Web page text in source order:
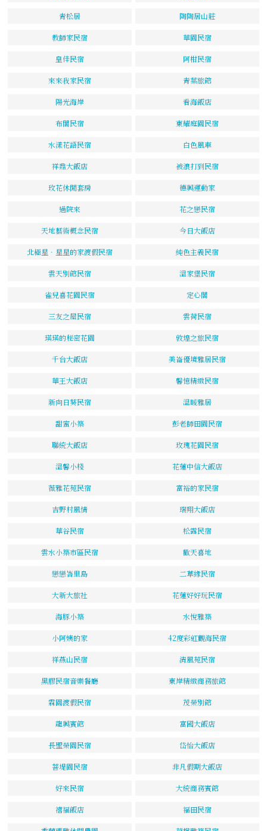
青松居 陶陶居山莊
教師家民宿 華園民宿
皇佳民宿 阿柑民宿
來來我家民宿 青葉旅館
陽光海岸 看海飯店
布閣民宿 東耀庭園民宿
水漾花語民宿 白色風車
祥鼎大飯店 被浪打到民宿
玫花休閒套房 德興運動家
過院來 花之戀民宿
天地藝術概念民宿 今日大飯店
北極星．星星的家渡假民宿 純色主義民宿
雲天別館民宿 溫家堡民宿
雀兒喜花園民宿 定心閣
三友之屋民宿 雲荷民宿
瑛瑛的秘密花園 敦煌之旅民宿
千台大飯店 美崙優境雅居民宿
華王大飯店 馨憶精緻民宿
新向日葵民宿 溫暖雅居
甜蜜小築 彭老師田園民宿
聯統大飯店 玫瑰花園民宿
溫馨小棧 花蓮中信大飯店
薇雅花苑民宿 富裕的家民宿
吉野村風情 瑞翔大飯店
華谷民宿 松露民宿
雲水小築市區民宿 歡天喜地
戀戀峇里島 二草緣民宿
大新大旅社 花蓮好好玩民宿
海豚小築 水悅雅築
小阿姨的家 42度彩虹觀海民宿
祥燕山民宿 清風苑民宿
黑膠民宿音樂餐廳 東岸精緻商務旅館
霖園渡假民宿 茂榮別館
龍興賓館 富國大飯店
長聖榮園民宿 岱怡大飯店
菩堤園民宿 非凡假期大飯店
好來民宿 大統商務賓館
禧福飯店 福田民宿